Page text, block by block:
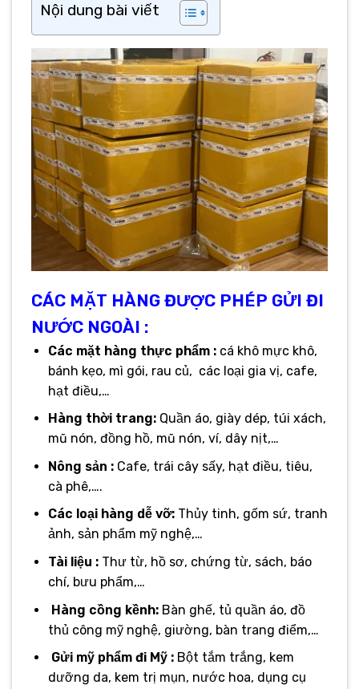
Nội dung bài viết
CÁC MẶT HÀNG ĐƯỢC PHÉP GỬI ĐI
NƯỚC NGOÀI :
Các mặt hàng thực phẩm : cá khô mực khô,
bánh kẹo, mì gói, rau củ, các loại gia vị, cafe,
hạt điều,…
Hàng thời trang:Quần áo, giày dép, túi xách,
mũ nón, đồng hồ, mũ nón, ví, dây nịt,…
Nông sản :Cafe, trái cây sấy, hạt điều, tiêu,
cà phê,….
Các loại hàng dễ vỡ:Thủy tinh, gốm sứ, tranh
ảnh, sản phẩm mỹ nghệ,…
Tài liệu :Thư từ, hồ sơ, chứng từ, sách, báo
chí, bưu phẩm,…
Hàng cồng kềnh:Bàn ghế, tủ quần áo, đồ
thủ công mỹ nghệ, giường, bàn trang điểm,…
Gửi mỹ phẩm đi Mỹ :Bột tắm trắng, kem
dưỡng da, kem trị mụn, nước hoa, dụng cụ